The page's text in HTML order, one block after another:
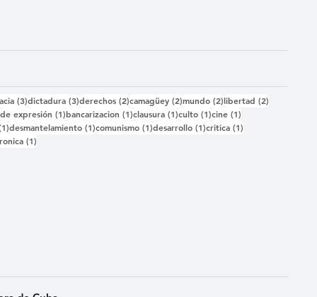
(3)3 entradas
dictadura (3)3 entradas
derechos (2)2 entradas
camagüey (2)2 entradas
mundo (2)2 entradas
libertad (2)
2 entradas
de expresión (1)1 entrada
bancarizacion (1)1 entrada
clausura (1)1 entrada
culto (1)1 entrada
cine (1)
1 entrada
desmantelamiento (1)1 entrada
comunismo (1)1 entrada
desarrollo (1)1 entrada
critica (1)
entrada(1)